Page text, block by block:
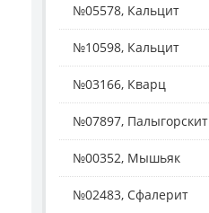
№05578, Кальцит
№10598, Кальцит
№03166, Кварц
№07897, Палыгорскит
№00352, Мышьяк
№02483, Сфалерит